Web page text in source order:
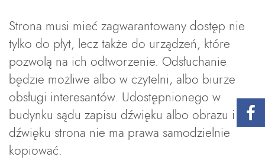
Strona musi mieć zagwarantowany dostęp nie
tylko do płyt, lecz także do urządzeń, które
pozwolą na ich odtworzenie. Odsłuchanie
będzie możliwe albo w czytelni, albo biurze
obsługi interesantów. Udostępnionego w
budynku sądu zapisu dźwięku albo obrazu i
dźwięku strona nie ma prawa samodzielnie
kopiować.